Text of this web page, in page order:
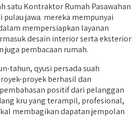
satu Kontraktor Rumah Pasawahan
jawa. mereka mempunyai
mempersiapkan layanan
desain interior serta eksterior
pembacaan rumah.
tahun, qyusi persada suah
proyek berhasil dan
positif dari pelanggan
kru yang terampil, profesional,
membagikan dapatan jempolan